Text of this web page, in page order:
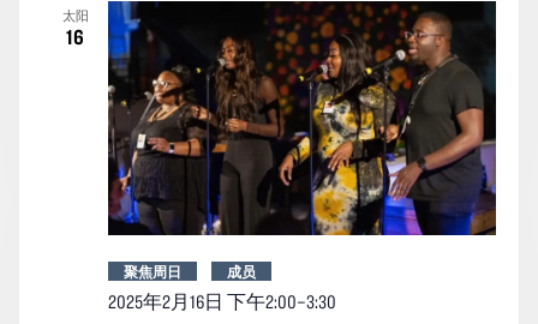
太阳
16
2025年2月16日 下午2:00–3:30
聚焦周日 成员